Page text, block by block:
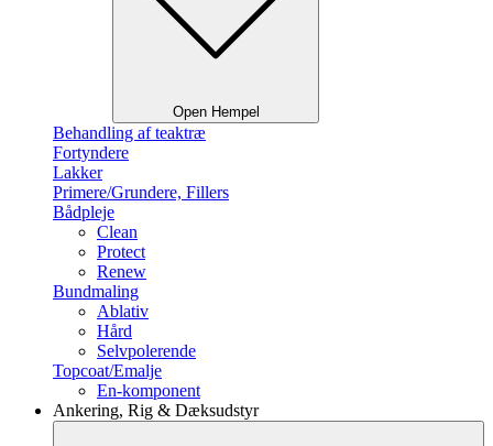
Open Hempel
Behandling af teaktræ
Fortyndere
Lakker
Primere/Grundere, Fillers
Bådpleje
Clean
Protect
Renew
Bundmaling
Ablativ
Hård
Selvpolerende
Topcoat/Emalje
En-komponent
Ankering, Rig & Dæksudstyr